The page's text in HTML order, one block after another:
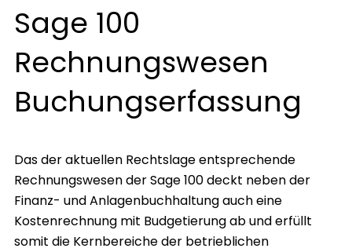
Sage 100
Rechnungswesen
Buchungserfassung
Das der aktuellen Rechtslage entsprechende
Rechnungswesen der Sage 100 deckt neben der
Finanz- und Anlagenbuchhaltung auch eine
Kostenrechnung mit Budgetierung ab und erfüllt
somit die Kernbereiche der betrieblichen